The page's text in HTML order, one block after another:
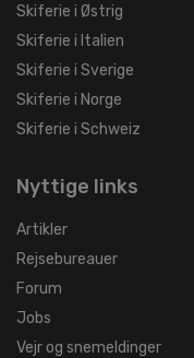
Skiferie i Østrig
Skiferie i Italien
Skiferie i Sverige
Skiferie i Norge
Skiferie i Schweiz
Nyttige links
Artikler
Rejsebureauer
Forum
Jobs
Vejr og snemeldinger